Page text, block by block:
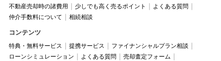
不動産売却時の諸費用
少しでも高く売るポイント
よくある質問
仲介手数料について
相続相談
コンテンツ
特典・無料サービス 提携サービス
ファイナンシャルプラン相談
ローンシミュレーション
よくある質問
売却査定フォーム